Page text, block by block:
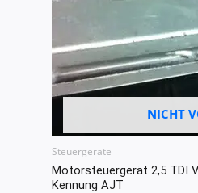
NICHT
Steuergeräte
Motorsteuergerät 2,5 TDI
Kennung AJT